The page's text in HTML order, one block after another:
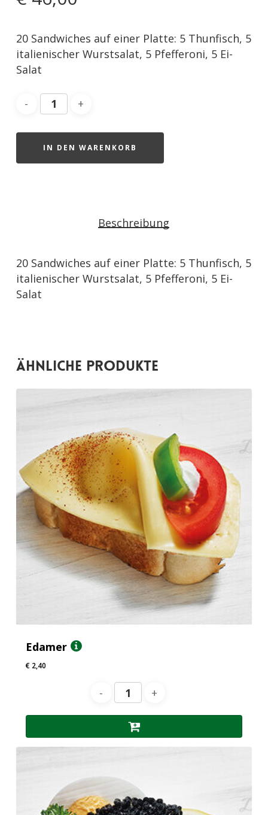
20 Sandwiches auf einer Platte: 5 Thunfisch, 5
italienischer Wurstsalat, 5 Pfefferoni, 5 Ei-
Salat
IN DEN WARENKORB
Beschreibung
20 Sandwiches auf einer Platte: 5 Thunfisch, 5
italienischer Wurstsalat, 5 Pfefferoni, 5 Ei-
Salat
Ähnliche Produkte
Edamer
€2,40